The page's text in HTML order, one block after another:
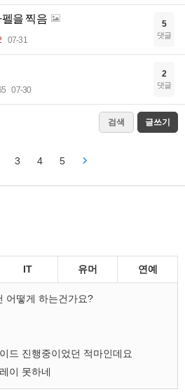
을 찍음
07-31
5
댓글
07-30
2
댓글
검색 글쓰기
3 4 5
IT 유머 연예
어떻게 하는건가요?
드 진행중이었던 적마인데요
이 못하네